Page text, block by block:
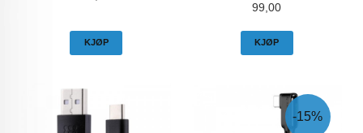
KJØP
Pris
99,00
KJØP
-15%